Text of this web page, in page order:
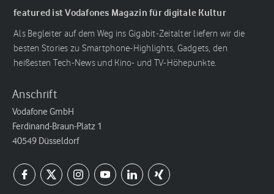
featured ist Vodafones Magazin für digitale Kultur
Als Begleiter auf dem Weg ins Gigabit-Zeitalter liefern wir die
besten Stories zu Smartphone-Highlights, Gadgets, den
heißesten Tech-News und Kino- und TV-Höhepunkte.
Anschrift
Vodafone GmbH
Ferdinand-Braun-Platz 1
40549 Düsseldorf